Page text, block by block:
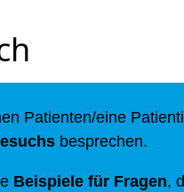
Patienten/eine
besprechen.
Beispiele für Fragen,